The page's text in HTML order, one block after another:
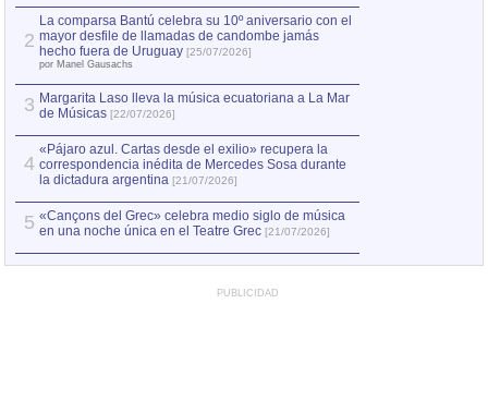
2
La comparsa Bantú celebra su 10º aniversario con el
mayor desfile de llamadas de candombe jamás
hecho fuera de Uruguay [25/07/2026]
por Manel Gausachs
3 Margarita Laso lleva la música ecuatoriana a La Mar
de Músicas [22/07/2026]
4
«Pájaro azul. Cartas desde el exilio» recupera la
correspondencia inédita de Mercedes Sosa durante
la dictadura argentina [21/07/2026]
5 «Cançons del Grec» celebra medio siglo de música
en una noche única en el Teatre Grec [21/07/2026]
PUBLICIDAD